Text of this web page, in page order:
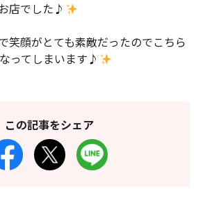
店でした♪
笑顔がとても素敵だったのでこちら
なってしまいます♪
この記事をシェア